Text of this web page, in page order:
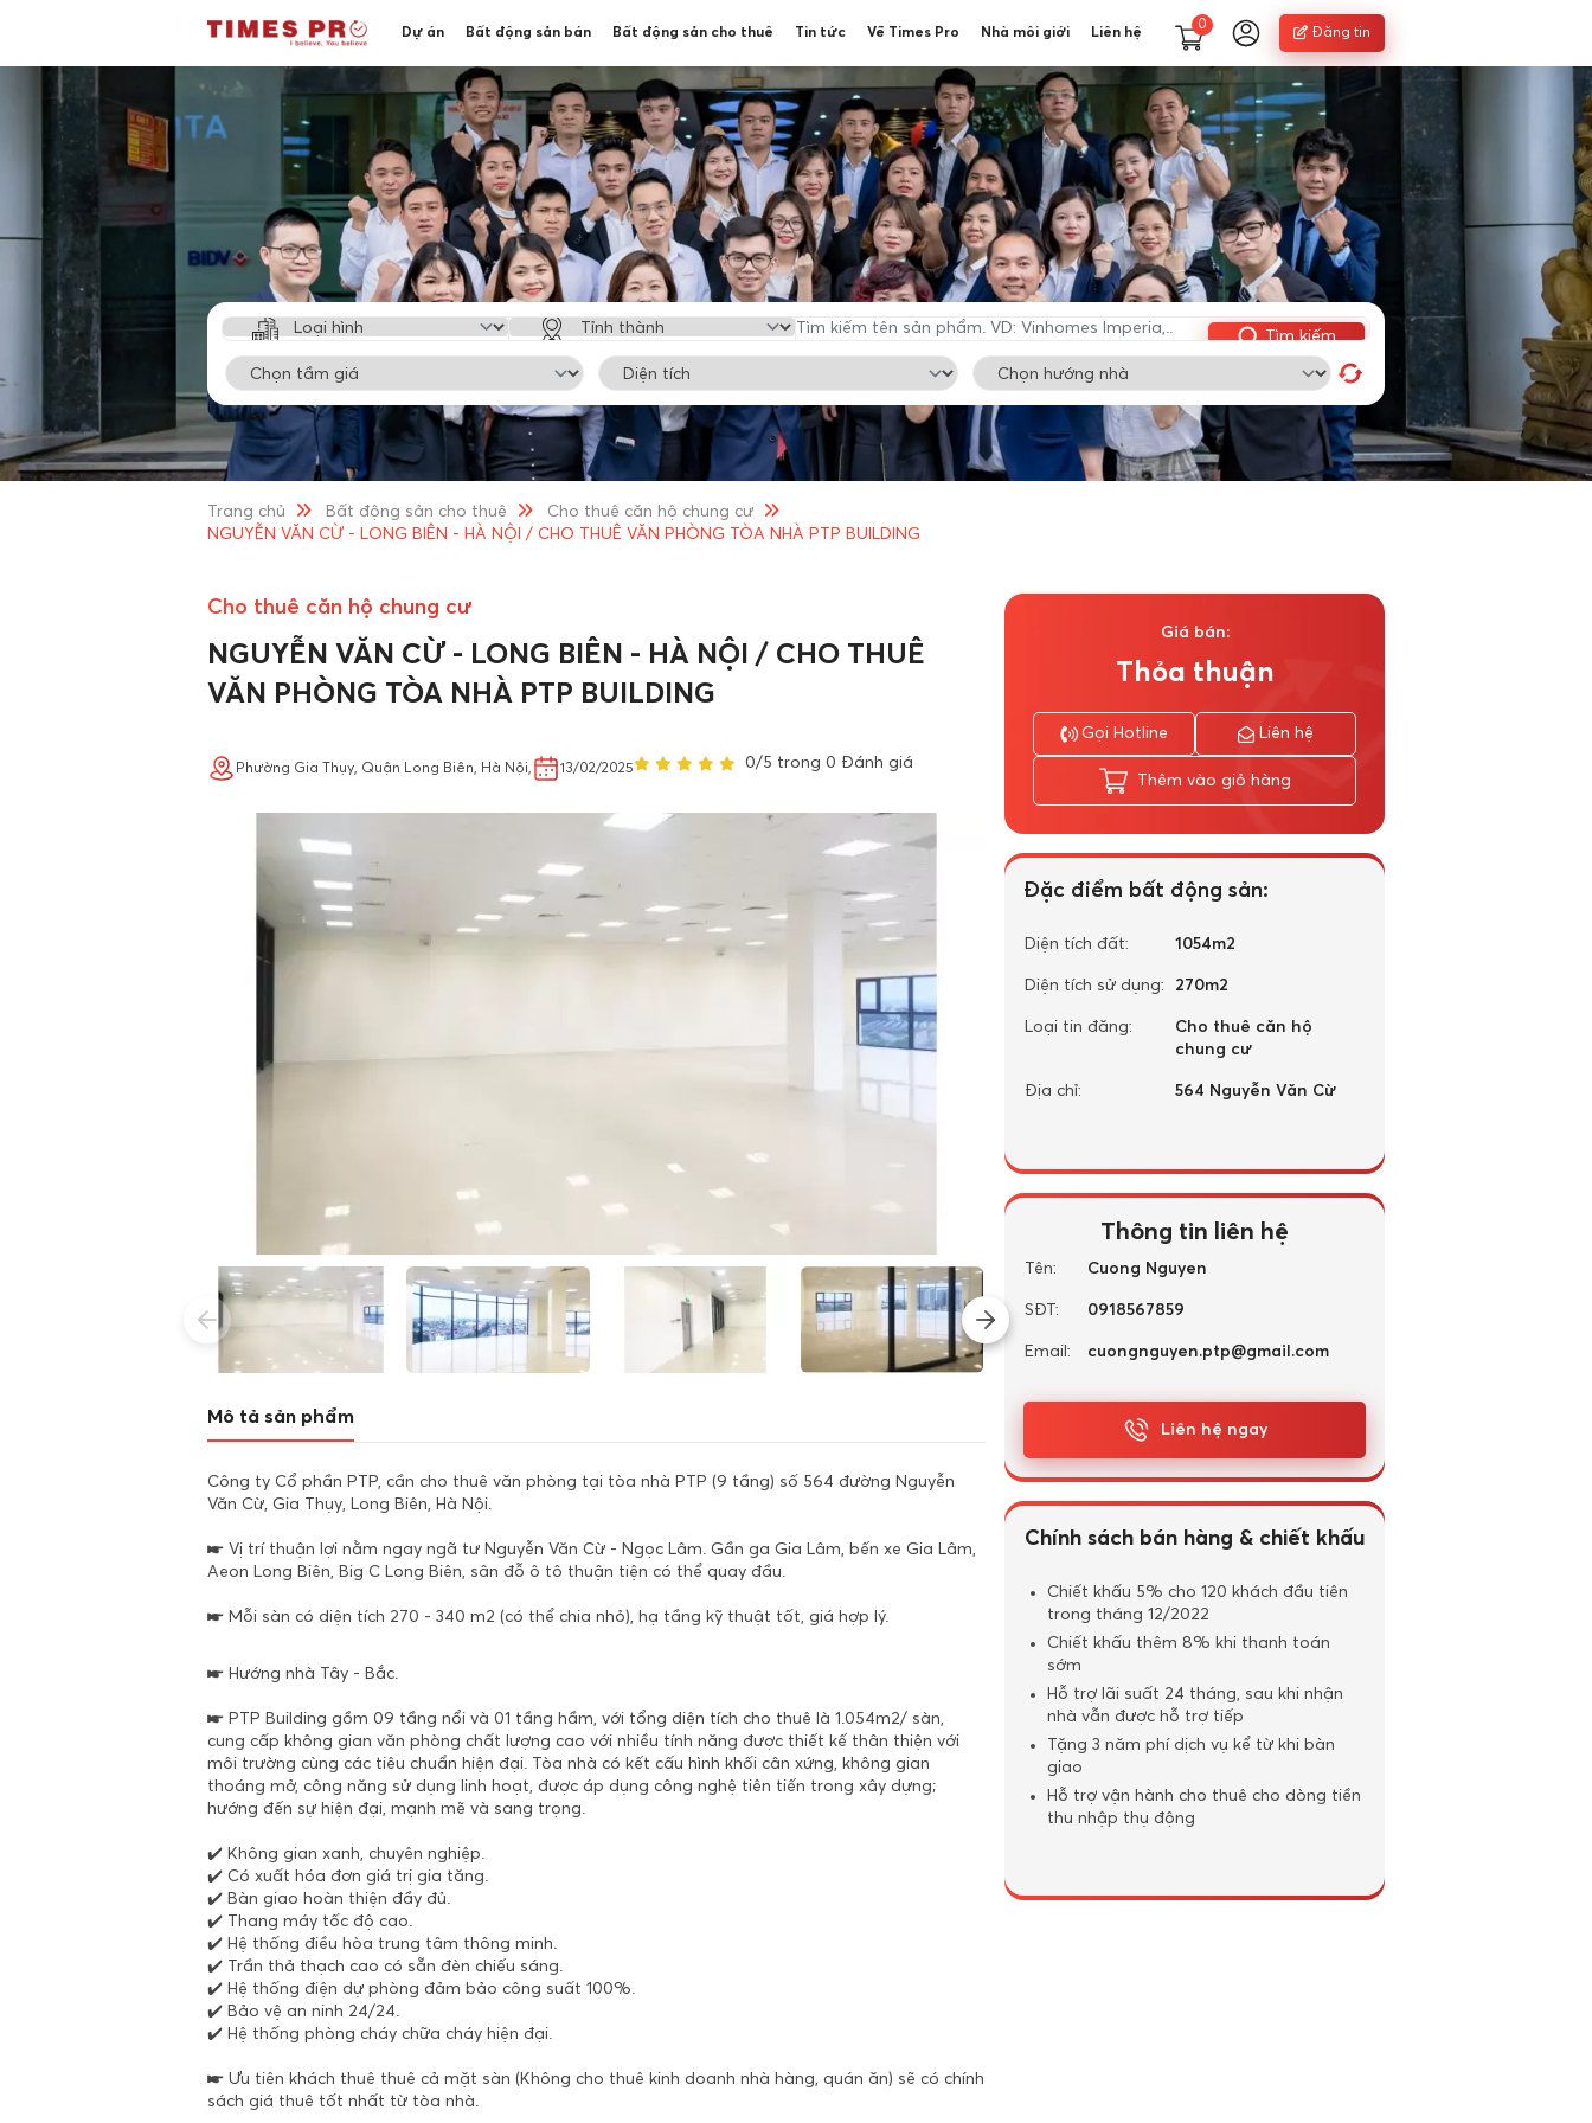
Dự án Bất động sản bán Bất động sản cho thuê Tin tức Về Times Pro Nhà môi giới Liên hệ
0
Đăng tin
Tìm kiếm
Trang chủ Bất động sản cho thuê
Cho thuê căn hộ chung cư
NGUYỄN VĂN CỪ - LONG BIÊN - HÀ NỘI / CHO THUÊ VĂN PHÒNG TÒA NHÀ PTP BUILDING
Cho thuê căn hộ chung cư
NGUYỄN VĂN CỪ - LONG BIÊN - HÀ NỘI / CHO THUÊ
VĂN PHÒNG TÒA NHÀ PTP BUILDING
Phường Gia Thụy, Quận Long Biên, Hà Nội, 13/02/2025 0/5 trong 0 Đánh giá
Mô tả sản phẩm
Công ty Cổ phần PTP, cần cho thuê văn phòng tại tòa nhà PTP (9 tầng) số 564 đường Nguyễn
Văn Cừ, Gia Thụy, Long Biên, Hà Nội.
☛ Vị trí thuận lợi nằm ngay ngã tư Nguyễn Văn Cừ - Ngọc Lâm. Gần ga Gia Lâm, bến xe Gia Lâm,
Aeon Long Biên, Big C Long Biên, sân đỗ ô tô thuận tiện có thể quay đầu.
☛ Mỗi sàn có diện tích 270 - 340 m2 (có thể chia nhỏ), hạ tầng kỹ thuật tốt, giá hợp lý.
☛ Hướng nhà Tây - Bắc.
☛ PTP Building gồm 09 tầng nổi và 01 tầng hầm, với tổng diện tích cho thuê là 1.054m2/ sàn,
cung cấp không gian văn phòng chất lượng cao với nhiều tính năng được thiết kế thân thiện với
môi trường cùng các tiêu chuẩn hiện đại. Tòa nhà có kết cấu hình khối cân xứng, không gian
thoáng mở, công năng sử dụng linh hoạt, được áp dụng công nghệ tiên tiến trong xây dựng;
hướng đến sự hiện đại, mạnh mẽ và sang trọng.
✔️ Không gian xanh, chuyên nghiệp.
✔️ Có xuất hóa đơn giá trị gia tăng.
✔️ Bàn giao hoàn thiện đầy đủ.
✔️ Thang máy tốc độ cao.
✔️ Hệ thống điều hòa trung tâm thông minh.
✔️ Trần thả thạch cao có sẵn đèn chiếu sáng.
✔️ Hệ thống điện dự phòng đảm bảo công suất 100%.
✔️ Bảo vệ an ninh 24/24.
✔️ Hệ thống phòng cháy chữa cháy hiện đại.
☛ Ưu tiên khách thuê thuê cả mặt sàn (Không cho thuê kinh doanh nhà hàng, quán ăn) sẽ có chính
sách giá thuê tốt nhất từ tòa nhà.
Giá bán:
Thỏa thuận
Gọi Hotline Liên hệ
Thêm vào giỏ hàng
Đặc điểm bất động sản:
Diện tích đất: 1054m2
Diện tích sử dụng: 270m2
Loại tin đăng:
Cho thuê căn hộ
chung cư
Địa chỉ: 564 Nguyễn Văn Cừ
Thông tin liên hệ
Tên: Cuong Nguyen
SĐT: 0918567859
Email: cuongnguyen.ptp@gmail.com
Liên hệ ngay
Chính sách bán hàng & chiết khấu
Chiết khấu 5% cho 120 khách đầu tiên
trong tháng 12/2022
Chiết khấu thêm 8% khi thanh toán
sớm
Hỗ trợ lãi suất 24 tháng, sau khi nhận
nhà vẫn được hỗ trợ tiếp
Tặng 3 năm phí dịch vụ kể từ khi bàn
giao
Hỗ trợ vận hành cho thuê cho dòng tiền
thu nhập thụ động